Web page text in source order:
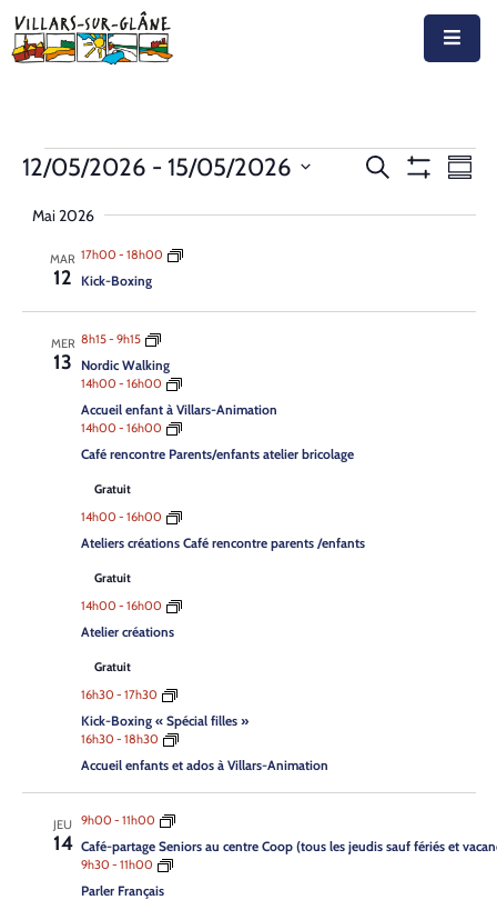
Actualités
Autorités
Documents
Recherche
et
vues
Recherche
Filtres
12/05/2026 - 15/05/2026
la
date
Mai 2026
MAR
12
17h00 - 18h00
Kick-Boxing
MER
13
8h15- 9h15
Nordic Walking
14h00 - 16h00
Accueil enfant à Villars-Animation
14h00 - 16h00
Café rencontre Parents/enfants atelier bricolage
Gratuit
14h00 - 16h00
Ateliers créations Café rencontre parents /enfants
Gratuit
14h00 - 16h00
Atelier créations
Gratuit
16h30 - 17h30
Kick-Boxing « Spécial filles »
16h30 - 18h30
Accueil enfants et ados à Villars-Animation
JEU
14
9h00 - 11h00
Café-partage Seniors au centre Coop (tous les jeudis sauf fériés et
9h30 - 11h00
Parler Français